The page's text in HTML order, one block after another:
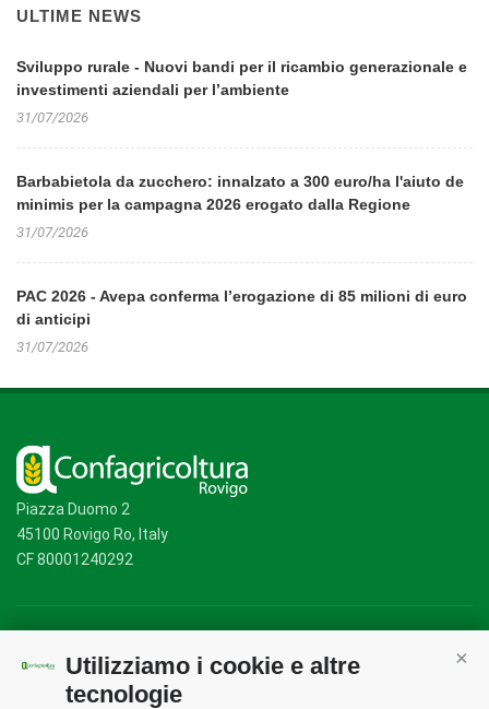
Utilizziamo i cookie e altre
tecnologie
ULTIME NEWS
Sviluppo rurale - Nuovi bandi per il ricambio generazionale e
investimenti aziendali per l’ambiente
31/07/2026
Barbabietola da zucchero: innalzato a 300 euro/ha l'aiuto de
minimis per la campagna 2026 erogato dalla Regione
31/07/2026
PAC 2026 - Avepa conferma l’erogazione di 85 milioni di euro
di anticipi
31/07/2026
Piazza Duomo 2
45100 Rovigo Ro, Italy
CF 80001240292